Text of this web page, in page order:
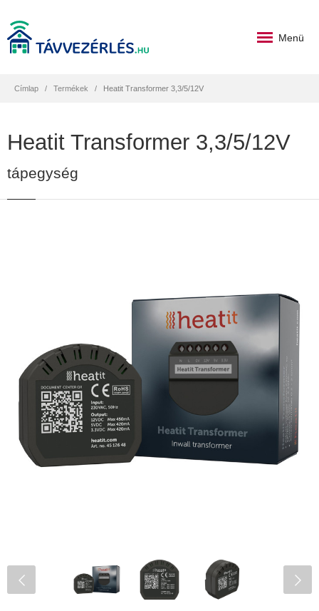
Menü
Címlap Termékek Heatit Transformer 3,3/5/12V
Heatit Transformer 3,3/5/12V
tápegység